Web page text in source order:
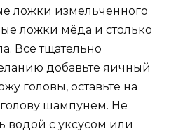
ложки измельченного
ложки мёда и столько
Все тщательно
добавьте яичный
головы, оставьте на
шампунем. Не
водой с уксусом или